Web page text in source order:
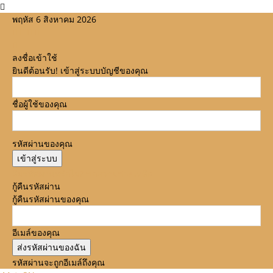
พฤหัส 6 สิงหาคม 2026
ลงชื่อเข้าใช้
ยินดีต้อนรับ! เข้าสู่ระบบบัญชีของคุณ
ชื่อผู้ใช้ของคุณ
รหัสผ่านของคุณ
กู้คืนรหัสผ่าน
กู้คืนรหัสผ่านของคุณ
อีเมล์ของคุณ
รหัสผ่านจะถูกอีเมล์ถึงคุณ